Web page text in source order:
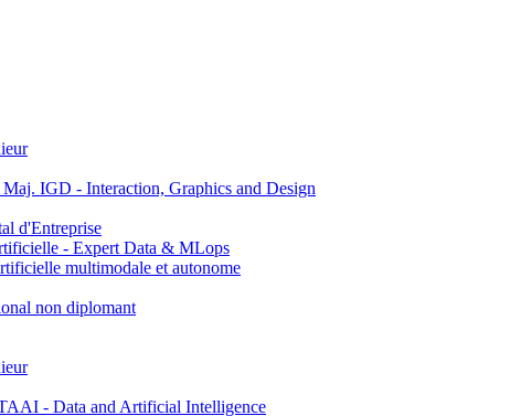
IGD - Interaction, Graphics and Design
d'Entreprise
- Expert Data & MLops
multimodale et autonome
non diplomant
- Data and Artificial Intelligence